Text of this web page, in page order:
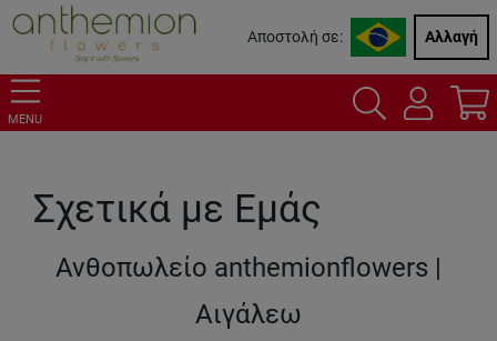
Αποστολή σε: Αλλαγή
MENU
Σχετικά με Εμάς
Ανθοπωλείο anthemionflowers |
Αιγάλεω